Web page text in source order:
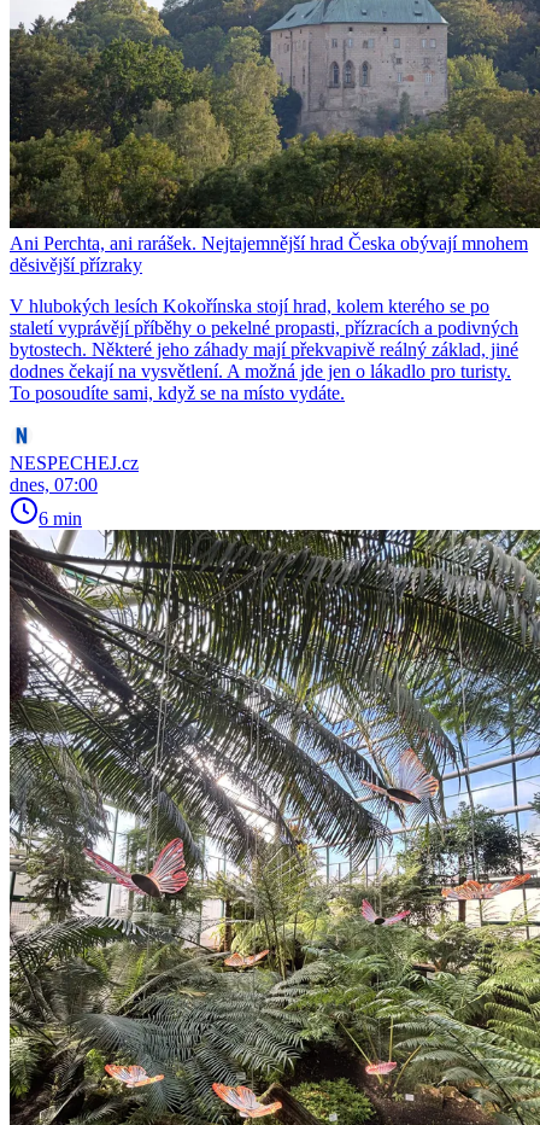
Ani Perchta, ani rarášek. Nejtajemnější hrad Česka obývají mnohem
děsivější přízraky
V hlubokých lesích Kokořínska stojí hrad, kolem kterého se po
staletí vyprávějí příběhy o pekelné propasti, přízracích a podivných
bytostech. Některé jeho záhady mají překvapivě reálný základ, jiné
dodnes čekají na vysvětlení. A možná jde jen o lákadlo pro turisty.
To posoudíte sami, když se na místo vydáte.
NESPECHEJ.cz
dnes, 07:00
6 min